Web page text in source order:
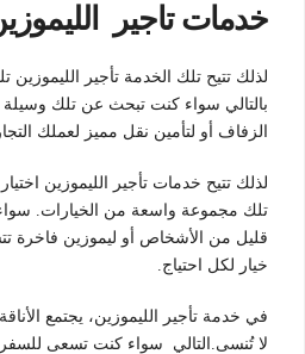
خدمات تاجير
لذلك تتيح تلك الخدمة تأجير الليموزين
بالتالي سواء كنت تبحث عن تلك وسيلة
الزفاف أو لتأمين نقل مميز لعملك
لذلك تتيح خدمات تأجير الليموزين
تلك مجموعة واسعة من الخيارات.
قليل من الأشخاص أو ليموزين فاخرة
خيار لكل احتياج.
في خدمة تأجير الليموزين، يجتمع
لا تُنسى.التالي سواء كنت تسعى